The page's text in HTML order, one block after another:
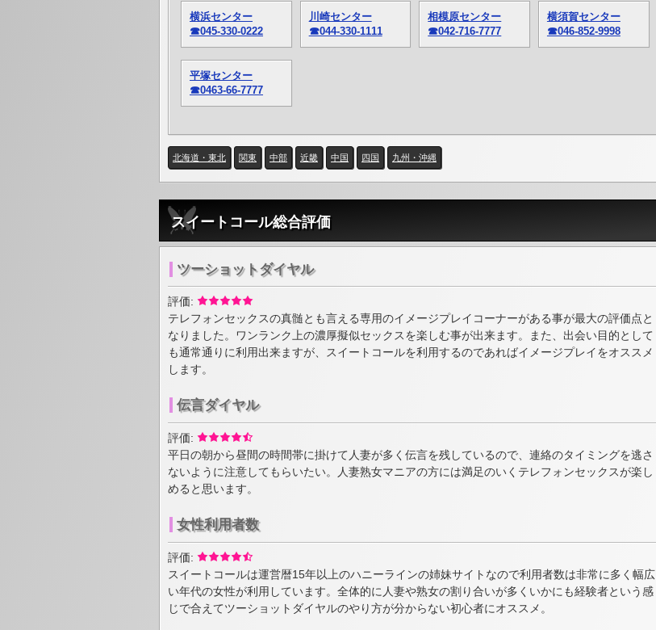
横浜センター
☎045-330-0222
川崎センター
☎044-330-1111
相模原センター
☎042-716-7777
横須賀センター
☎046-852-9998
平塚センター
☎0463-66-7777
北海道・東北 関東 中部 近畿 中国 四国 九州・沖縄
スイートコール総合評価
ツーショットダイヤル
評価:
テレフォンセックスの真髄とも言える専用のイメージプレイコーナーがある事が最大の評価点と
なりました。ワンランク上の濃厚擬似セックスを楽しむ事が出来ます。また、出会い目的として
も通常通りに利用出来ますが、スイートコールを利用するのであればイメージプレイをオススメ
します。
伝言ダイヤル
評価:
平日の朝から昼間の時間帯に掛けて人妻が多く伝言を残しているので、連絡のタイミングを逃さ
ないように注意してもらいたい。人妻熟女マニアの方には満足のいくテレフォンセックスが楽し
めると思います。
女性利用者数
評価:
スイートコールは運営暦15年以上のハニーラインの姉妹サイトなので利用者数は非常に多く幅広
い年代の女性が利用しています。全体的に人妻や熟女の割り合いが多くいかにも経験者という感
じで合えてツーショットダイヤルのやり方が分からない初心者にオススメ。